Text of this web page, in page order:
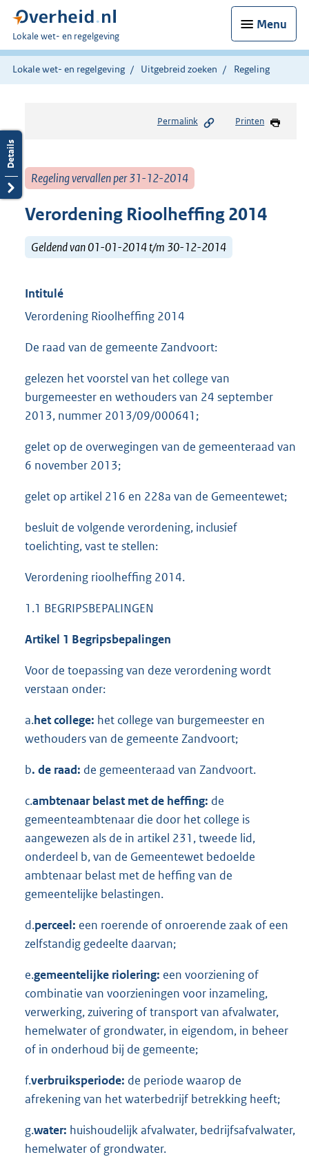
Menu
U
bent
hier:
Lokale wet- en regelgeving
Lokale wet- en regelgeving Uitgebreid zoeken Regeling
Permalink Printen
Regeling vervallen per 31-12-2014
Verordening Rioolheffing 2014
Geldend van 01-01-2014 t/m 30-12-2014
Intitulé
Verordening Rioolheffing 2014
De raad van de gemeente Zandvoort:
gelezen het voorstel van het college van
burgemeester en wethouders van 24 september
2013, nummer 2013/09/000641;
gelet op de overwegingen van de gemeenteraad van
6 november 2013;
gelet op artikel 216 en 228a van de Gemeentewet;
besluit de volgende verordening, inclusief
toelichting, vast te stellen:
Verordening rioolheffing 2014.
1.1 BEGRIPSBEPALINGEN
Artikel 1 Begripsbepalingen
Voor de toepassing van deze verordening wordt
verstaan onder:
a.het college: het college van burgemeester en
wethouders van de gemeente Zandvoort;
b. de raad: de gemeenteraad van Zandvoort.
c.ambtenaar belast met de heffing: de
gemeenteambtenaar die door het college is
aangewezen als de in artikel 231, tweede lid,
onderdeel b, van de Gemeentewet bedoelde
ambtenaar belast met de heffing van de
gemeentelijke belastingen.
d.perceel: een roerende of onroerende zaak of een
zelfstandig gedeelte daarvan;
e.gemeentelijke riolering: een voorziening of
combinatie van voorzieningen voor inzameling,
verwerking, zuivering of transport van afvalwater,
hemelwater of grondwater, in eigendom, in beheer
of in onderhoud bij de gemeente;
f.verbruiksperiode: de periode waarop de
afrekening van het waterbedrijf betrekking heeft;
g.water: huishoudelijk afvalwater, bedrijfsafvalwater,
hemelwater of grondwater.